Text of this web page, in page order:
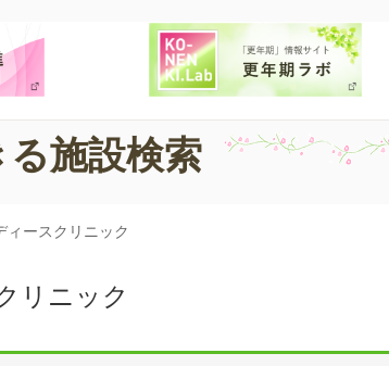
施設検索
ィースクリニック
リニック